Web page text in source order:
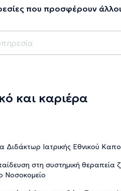
που προσφέρουν
και καριέρα
Διδάκτωρ Ιατρικής Εθνικού
στη συστημική θεραπεία
Νοσοκομείο